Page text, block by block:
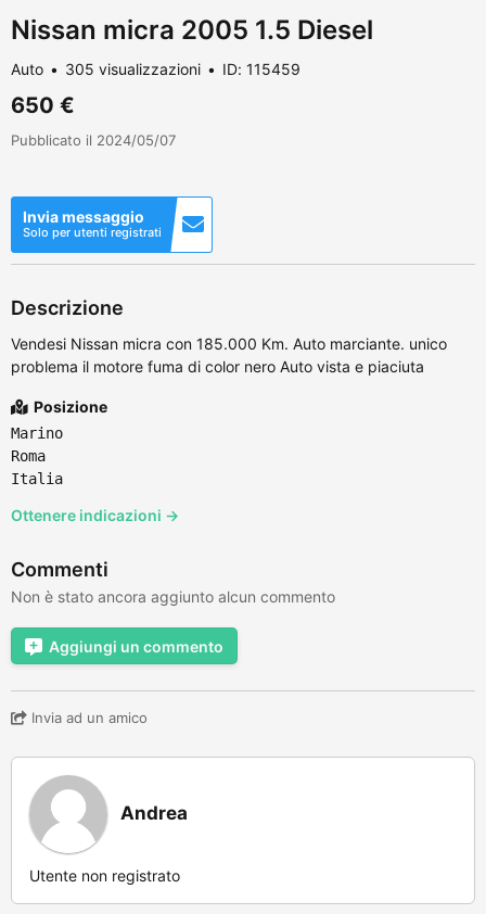
Nissan micra 2005 1.5 Diesel
Auto 305 visualizzazioni ID: 115459
650 €
Pubblicato il 2024/05/07
Invia messaggio
Solo per utenti registrati
Descrizione
Vendesi Nissan micra con 185.000 Km. Auto marciante. unico
problema il motore fuma di color nero Auto vista e piaciuta
Posizione
Marino
Roma
Italia
Ottenere indicazioni →
Commenti
Non è stato ancora aggiunto alcun commento
Aggiungi un commento
Invia ad un amico
Andrea
Utente non registrato